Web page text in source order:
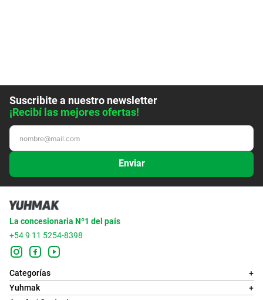
Suscribite a nuestro newsletter
¡Recibí las mejores ofertas!
Enviar
La concesionaria Nº1 del país
+54 9 11 5254-8398
Categorías
+
Yuhmak
+